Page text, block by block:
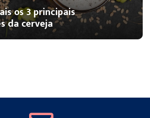
os 3 principais
da cerveja